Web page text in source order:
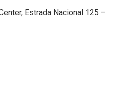
Estrada Nacional 125 –